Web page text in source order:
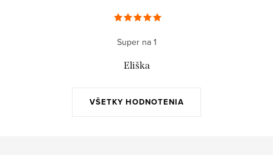
VŠETKY HODNOTENIA
Super na 1
Eliška